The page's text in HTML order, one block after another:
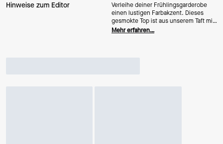
Hinweise zum Editor
Verleihe deiner Frühlingsgarderobe
einen lustigen Farbakzent. Dieses
gesmokte Top ist aus unserem Taft mit
„Sunshine Madras“-Print gefertigt und
Mehr erfahren…